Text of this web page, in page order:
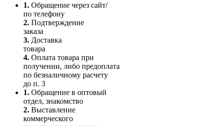
1. Обращение через сайт/
по телефону
2. Подтверждение
заказа
3. Доставка
товара
4. Оплата товара при
получении, либо предоплата
по безналичному расчету
до п. 3
1. Обращение в оптовый
отдел, знакомство
2. Выставление
коммерческого